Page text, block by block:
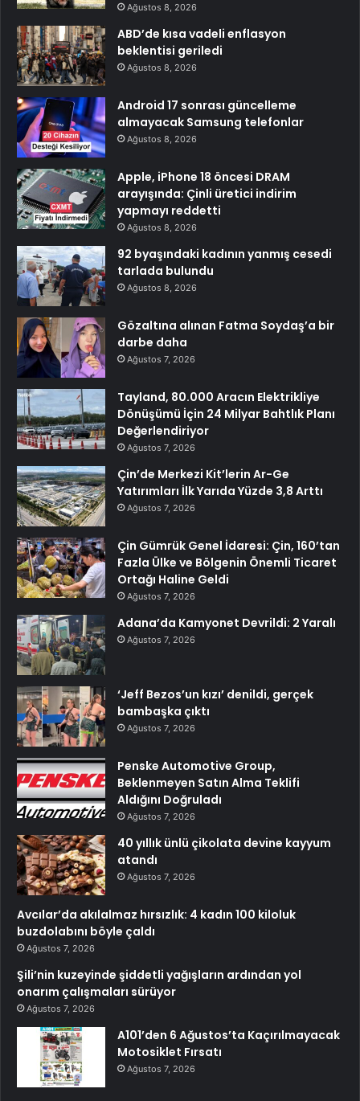
Ağustos 8, 2026
ABD’de kısa vadeli enflasyon
beklentisi geriledi
Ağustos 8, 2026
Android 17 sonrası güncelleme
almayacak Samsung telefonlar
Ağustos 8, 2026
Apple, iPhone 18 öncesi DRAM
arayışında: Çinli üretici indirim
yapmayı reddetti
Ağustos 8, 2026
92 byaşındaki kadının yanmış cesedi
tarlada bulundu
Ağustos 8, 2026
Gözaltına alınan Fatma Soydaş’a bir
darbe daha
Ağustos 7, 2026
Tayland, 80.000 Aracın Elektrikliye
Dönüşümü İçin 24 Milyar Bahtlık Planı
Değerlendiriyor
Ağustos 7, 2026
Çin’de Merkezi Kit’lerin Ar-Ge
Yatırımları İlk Yarıda Yüzde 3,8 Arttı
Ağustos 7, 2026
Çin Gümrük Genel İdaresi: Çin, 160’tan
Fazla Ülke ve Bölgenin Önemli Ticaret
Ortağı Haline Geldi
Ağustos 7, 2026
Adana’da Kamyonet Devrildi: 2 Yaralı
Ağustos 7, 2026
‘Jeff Bezos’un kızı’ denildi, gerçek
bambaşka çıktı
Ağustos 7, 2026
Penske Automotive Group,
Beklenmeyen Satın Alma Teklifi
Aldığını Doğruladı
Ağustos 7, 2026
40 yıllık ünlü çikolata devine kayyum
atandı
Ağustos 7, 2026
Avcılar’da akılalmaz hırsızlık: 4 kadın 100 kiloluk
buzdolabını böyle çaldı
Ağustos 7, 2026
Şili’nin kuzeyinde şiddetli yağışların ardından yol
onarım çalışmaları sürüyor
Ağustos 7, 2026
A101’den 6 Ağustos’ta Kaçırılmayacak
Motosiklet Fırsatı
Ağustos 7, 2026